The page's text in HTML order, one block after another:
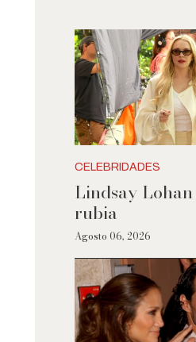
CELEBRIDADES
Lindsay
rubia
Agosto 06, 2026